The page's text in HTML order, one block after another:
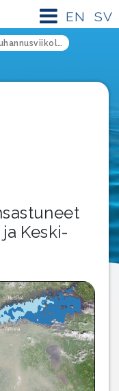
SV
EN
Juhannusviikolla sinilevähavainnot runsastuneet merialueilla ja Etelä- ja Keski-Suomen järvillä
Keski-